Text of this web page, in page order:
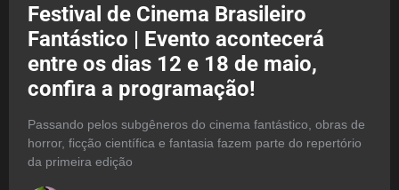
Festival de Cinema Brasileiro
Fantástico | Evento acontecerá
entre os dias 12 e 18 de maio,
confira a programação!
Passando pelos subgêneros do cinema fantástico, obras de
horror, ficção científica e fantasia fazem parte do repertório
da primeira edição